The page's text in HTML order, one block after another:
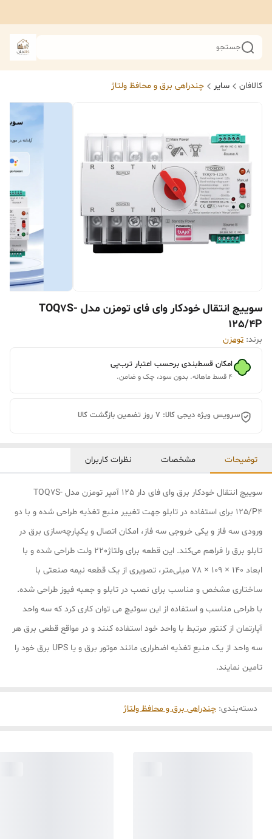
جستجو
کالافان سایر چندراهی برق و محافظ ولتاژ
سوییچ انتقال خودکار وای فای تومزن مدل TOQ7S-
125/4P
برند: تومزن
امکان قسط‌بندی برحسب اعتبار ترب‌پی
۴ قسط ماهانه. بدون سود، چک و ضامن.
سرویس ویژه دیجی کالا: 7 روز تضمین بازگشت کالا
توضیحات مشخصات نظرات کاربران
سوییچ انتقال خودکار برق وای فای دار 125 آمپر تومزن مدل TOQ7S-
125/P4 برای استفاده در تابلو جهت تغییر منبع تغذیه طراحی شده و با دو
ورودی سه فاز و یکی خروجی سه فاز، امکان اتصال و یکپارچه‌سازی برق در
تابلو برق را فراهم می‌کند. این قطعه برای ولتاژ220 ولت طراحی شده و با
ابعاد 140 × 109 × 78 میلی‌متر، تصویری از یک قطعه نیمه صنعتی با
ساختاری مشخص و مناسب برای نصب در تابلو و جعبه فیوز طراحی شده.
با طراحی مناسب و استفاده از این سوئیچ می توان کاری کرد که سه واحد
آپارتمان از کنتور مرتبط با واحد خود استفاده کنند و در مواقع قطعی برق هر
سه واحد از یک منبع تغذیه اضطراری مانند موتور برق و یا UPS برق خود را
تامین نمایند.
دسته‌بندی: چندراهی برق و محافظ ولتاژ